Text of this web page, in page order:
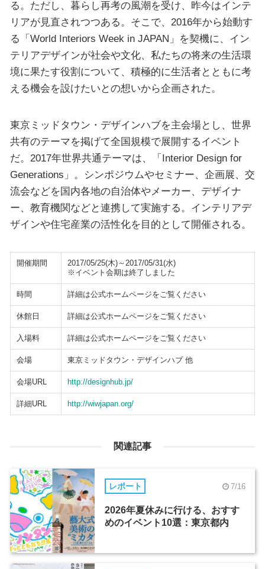
る。ただし、暮らし再考の風潮を受け、昨今はインテ
リアが見直されつつある。そこで、2016年から始動す
る「World Interiors Week in JAPAN」を契機に、イン
テリアデザインが社会や文化、私たちの将来の生活環
境に果たす役割について、積極的に生活者とともに考
える機会を設けたいとの想いから企画された。
東京ミッドタウン・デザインハブを主会場とし、世界
共有のテーマを掲げて全国規模で展開するイベント
だ。2017年世界共通テーマは、「Interior Design for
Generations」。シンポジウムやセミナー、企画展、交
流会などを国内各地の自治体やメーカー、デザイナ
ー、教育機関などと連携して実施する。インテリアデ
ザインや住宅産業の活性化を目的として開催される。
開催期間
2017/05/25(木)～2017/05/31(水)
※イベント会期は終了しました
時間 詳細は公式ホームページをご覧ください
休館日 詳細は公式ホームページをご覧ください
入場料 詳細は公式ホームページをご覧ください
会場 東京ミッドタウン・デザインハブ 他
会場URL http://designhub.jp/
詳細URL http://wiwjapan.org/
関連記事
レポート 7/16
2026年夏休みに行ける、おすす
めのイベント10選：東京都内